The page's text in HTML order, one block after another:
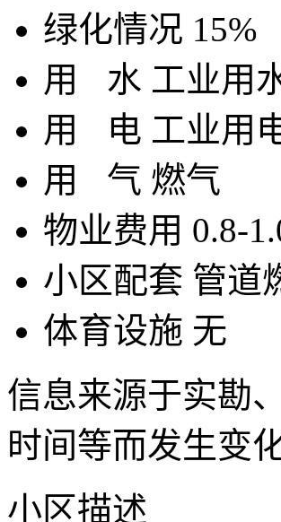
绿化情况 15%
用 水 工业用
用
电 工业用
用 气 燃气
物业费用 0.8-
小区配套 管道
体育设施 无
信息来源于实勘
时间等而发生变
小区描述